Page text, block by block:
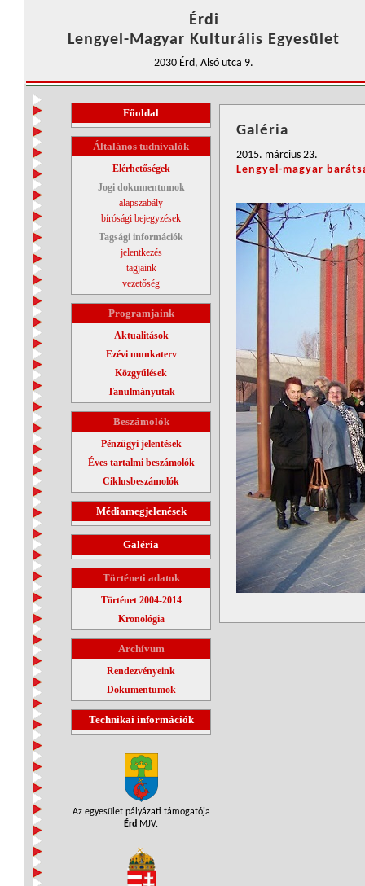
Érdi
Lengyel-Magyar Kulturális Egyesület
2030 Érd, Alsó utca 9.
Főoldal
Általános tudnivalók
Elérhetőségek
Jogi dokumentumok
alapszabály
bírósági bejegyzések
Tagsági információk
jelentkezés
tagjaink
vezetőség
Programjaink
Aktualitások
Ezévi munkaterv
Közgyűlések
Tanulmányutak
Beszámolók
Pénzügyi jelentések
Éves tartalmi beszámolók
Ciklusbeszámolók
Médiamegjelenések
Galéria
Történeti adatok
Történet 2004-2014
Kronológia
Archívum
Rendezvényeink
Dokumentumok
Technikai információk
Az egyesület pályázati támogatója
Érd MJV.
Galéria
2015. március 23.
Lengyel-magyar